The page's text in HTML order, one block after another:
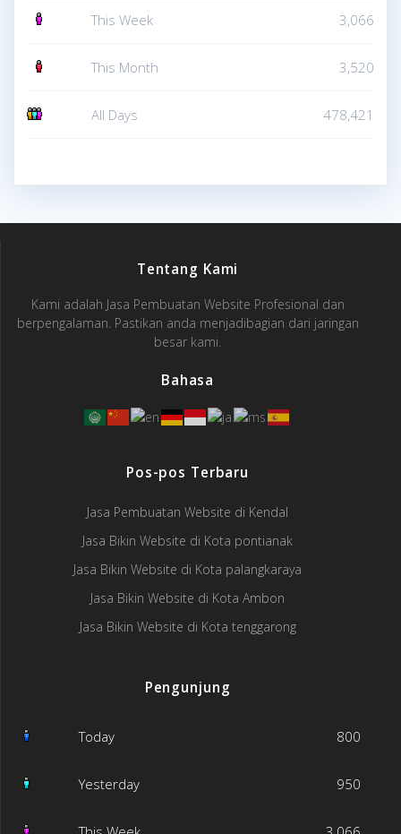
This Week 3,066
This Month 3,520
All Days 478,421
Tentang Kami
Kami adalah Jasa Pembuatan Website Profesional dan
berpengalaman. Pastikan anda menjadibagian dari jaringan
besar kami.
Bahasa
Pos-pos Terbaru
Jasa Pembuatan Website di Kendal
Jasa Bikin Website di Kota pontianak
Jasa Bikin Website di Kota palangkaraya
Jasa Bikin Website di Kota Ambon
Jasa Bikin Website di Kota tenggarong
Pengunjung
Today 800
Yesterday 950